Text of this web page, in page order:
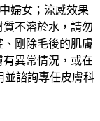
婦女；涼感效果
不溶於水，請勿
剛除毛後的肌膚
異常情況，或在
並諮詢專任皮膚科